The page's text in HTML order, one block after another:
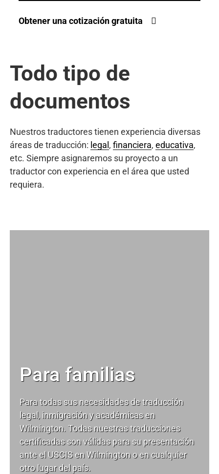
Obtener una cotización gratuita
Todo tipo de
documentos
Nuestros traductores tienen experiencia diversas
áreas de traducción: legal , financiera, educativa,
etc. Siempre asignaremos su proyecto a un
traductor con experiencia en el área que usted
requiera.
Para familias
Para todas sus necesidades detraducción
legal, inmigración y académicas en
Wilmington. Todas nuestras traducciones
certificadas son válidas para su presentación
ante el USCIS en Wilmington o en cualquier
otro lugar del país.